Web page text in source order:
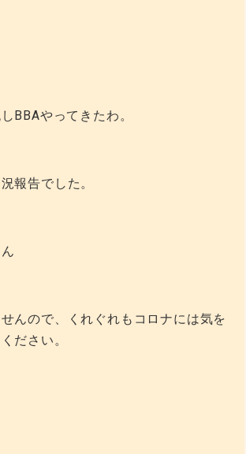
BBAやってきたわ。
報告でした。
んので、くれぐれもコロナには気を
ださい。